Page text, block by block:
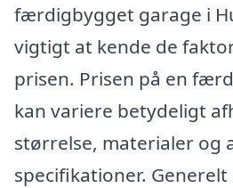
færdigbygget garage i
vigtigt at kende de
prisen. Prisen på en
kan variere betydeligt
størrelse, materialer og
specifikationer. Generelt